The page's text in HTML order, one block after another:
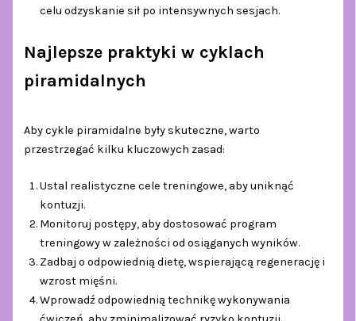
celu odzyskanie sił po intensywnych sesjach.
Najlepsze praktyki w cyklach
piramidalnych
Aby cykle piramidalne były skuteczne, warto
przestrzegać kilku kluczowych zasad:
Ustal realistyczne cele treningowe, aby uniknąć
kontuzji.
Monitoruj postępy, aby dostosować program
treningowy w zależności od osiąganych wyników.
Zadbaj o odpowiednią dietę, wspierającą regenerację i
wzrost mięśni.
Wprowadź odpowiednią technikę wykonywania